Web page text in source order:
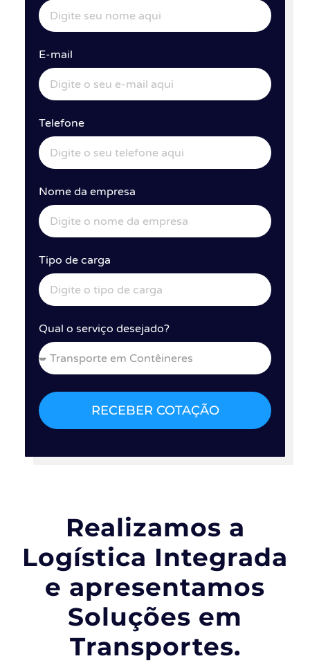
E-mail
Telefone
Nome da empresa
Tipo de carga
Qual o serviço desejado?
RECEBER COTAÇÃO
Realizamos a
Logística Integrada
e apresentamos
Soluções em
Transportes.